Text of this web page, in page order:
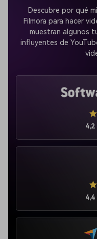
Descubre por qué
Filmora para hacer
muestran algunos
influyentes de